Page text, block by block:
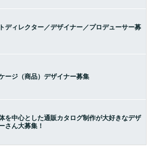
ディレクター／デザイナー／プロデューサー募
ージ（商品）デザイナー募集
を中心とした通販カタログ制作が大好きなデザ
さん大募集！